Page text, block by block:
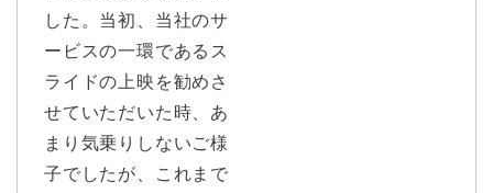
した。当初、当社のサ
ービスの一環であるス
ライドの上映を勧めさ
せていただいた時、あ
まり気乗りしないご様
子でしたが、これまで